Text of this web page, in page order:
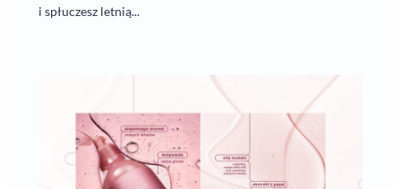
i spłuczesz letnią...